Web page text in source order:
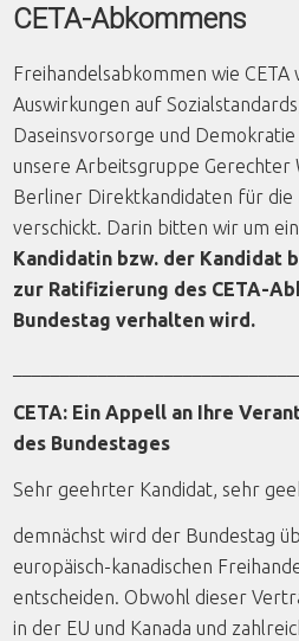
CETA-Abkommens
Freihandelsabkommen wie
Auswirkungen auf
Daseinsvorsorge und
unsere Arbeitsgruppe Gerechter
Berliner Direktkandidaten für die
verschickt. Darin bitten wir um
Kandidatin bzw. der Kandidat
zur Ratifizierung des CETA-
Bundestag verhalten wird.
CETA: Ein Appell an Ihre
des Bundestages
Sehr geehrter Kandidat, sehr
demnächst wird der Bundestag
europäisch-kanadischen
entscheiden. Obwohl dieser
in der EU und Kanada und